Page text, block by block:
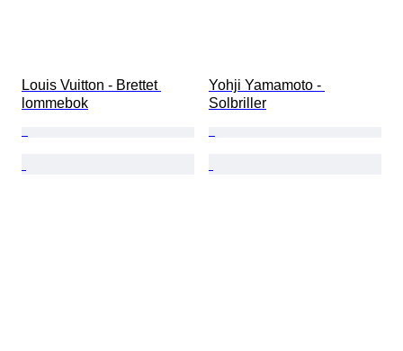
Louis Vuitton - Brettet
lommebok
Yohji Yamamoto -
Solbriller